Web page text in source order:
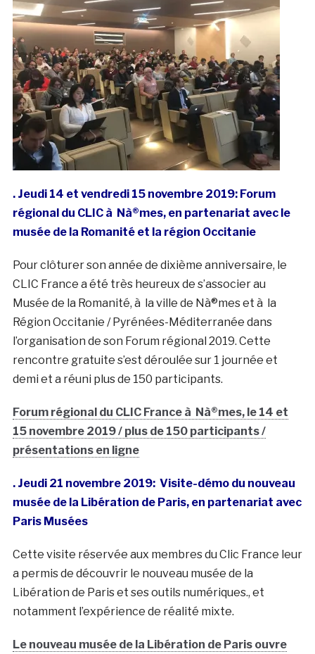
. Jeudi 14 et vendredi 15 novembre 2019: Forum
régional du CLIC à Nà®mes, en partenariat avec le
musée de la Romanité et la région Occitanie
Pour clôturer son année de dixième anniversaire, le
CLIC France a été très heureux de s’associer au
Musée de la Romanité, à la ville de Nà®mes et à la
Région Occitanie / Pyrénées-Méditerranée dans
l’organisation de son Forum régional 2019. Cette
rencontre gratuite s’est déroulée sur 1 journée et
demi et a réuni plus de 150 participants.
Forum régional du CLIC France à Nà®mes, le 14 et
15 novembre 2019 / plus de 150 participants /
présentations en ligne
. Jeudi 21 novembre 2019: Visite-démo du nouveau
musée de la Libération de Paris, en partenariat avec
Paris Musées
Cette visite réservée aux membres du Clic France leur
a permis de découvrir le nouveau musée de la
Libération de Paris et ses outils numériques., et
notamment l’expérience de réalité mixte.
Le nouveau musée de la Libération de Paris ouvre